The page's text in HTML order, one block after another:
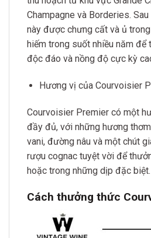
Champagne và Borderies.
này được chưng cất và ủ
hiếm trong suốt nhiều năm
độc đáo và nồng độ cực kỳ
Hương vị của Courvoisier
Courvoisier Premier có một
đầy đủ, với những hương
vani, đường nâu và một chút
rượu cognac tuyệt vời để
hoặc trong những dịp đặc biệt.
Cách thưởng thức